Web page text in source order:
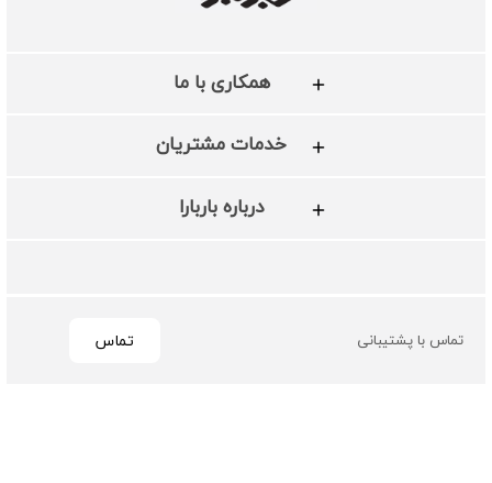
همکاری با ما
خدمات مشتریان
درباره باربارا
تماس با پشتیبانی تماس